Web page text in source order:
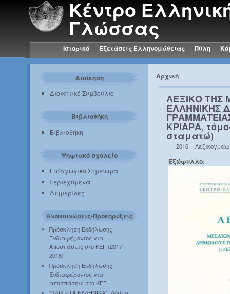
Κέντρο
Γλώσσας
Ιστορικό Εξετάσεις Ελληνομάθειας Πύλη
Διοίκηση
Διοικητικό Συμβούλιο
Βιβλιοθήκη
Βιβλιοθήκη
Ψηφιακό σχολείο
Εισαγωγικό Σημείωμα
Περιεχόμενα
Διημερίδες
Ανακοινώσεις-Προκηρύξεις
Πρόσκληση Εκδήλωσης
Ενδιαφέροντος για
Αποσπάσεις στο ΚΕΓ (2017-
2018)
Πρόσκληση Εκδήλωσης
Ενδιαφέροντος για
αποσπάσεις στο ΚΕΓ
Αρχική
ΛΕΞΙΚΟ ΤΗΣ
ΕΛΛΗΝΙΚΗΣ
ΚΡΙΑΡΑ,
σταματώ)
2016
Εξώφυλλο: